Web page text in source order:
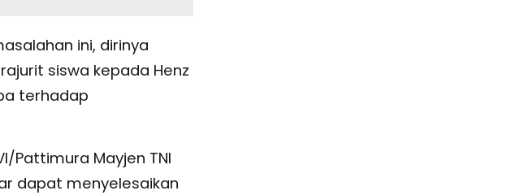
ini, dirinya
siswa kepada Henz
terhadap
Pattimura Mayjen TNI
dapat menyelesaikan